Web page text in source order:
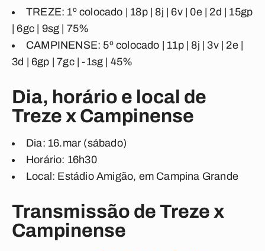
TREZE: 1º colocado | 18p | 8j | 6v | 0e | 2d | 15gp
| 6gc | 9sg | 75%
CAMPINENSE: 5º colocado | 11p | 8j | 3v | 2e |
3d | 6gp | 7gc | -1sg | 45%
Dia, horário e local de
Treze x Campinense
Dia: 16.mar (sábado)
Horário: 16h30
Local: Estádio Amigão, em Campina Grande
Transmissão de Treze x
Campinense